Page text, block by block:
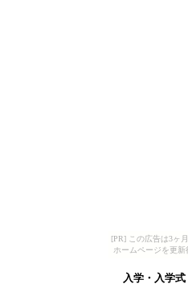
[PR] この広告は3ヶ
ホームページを更
入学・入学